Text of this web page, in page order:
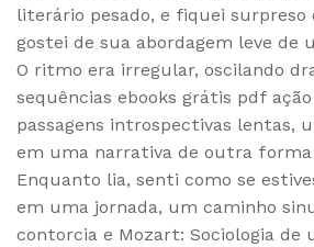
literário pesado, e fiquei surpreso
gostei de sua abordagem leve de
O ritmo era irregular, oscilando
sequências ebooks grátis pdf
passagens introspectivas lentas,
em uma narrativa de outra forma
Enquanto lia, senti como se
em uma jornada, um caminho
contorcia e Mozart: Sociologia de